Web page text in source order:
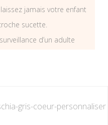
jamais votre enfant
sucette.
d’un adulte
gris-coeur-personnaliser